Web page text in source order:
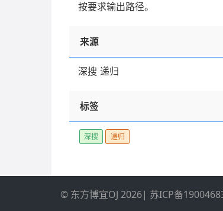
按要求输出路径。
来源
深搜 递归
标签
深搜 递归
© 东方博宜OJ 2026| 苏ICP备